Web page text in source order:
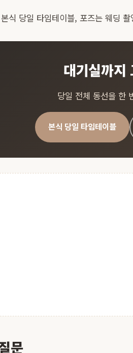
본식 당일 타임테이블, 포즈는 웨딩 촬
대기실까지
당일 전체 동선을 한
본식 당일 타임테이블
문